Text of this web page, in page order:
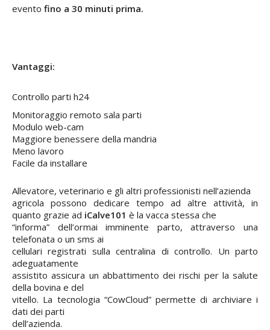
evento fino a 30 minuti prima.
Vantaggi:
Controllo parti h24
Monitoraggio remoto sala parti
Modulo web-cam
Maggiore benessere della mandria
Meno lavoro
Facile da installare
Allevatore, veterinario e gli altri professionisti nell’azienda
agricola possono dedicare tempo ad altre attività, in
quanto grazie ad iCalve101 è la vacca stessa che
“informa” dell’ormai imminente parto, attraverso una
telefonata o un sms ai
cellulari registrati sulla centralina di controllo. Un parto
adeguatamente
assistito assicura un abbattimento dei rischi per la salute
della bovina e del
vitello. La tecnologia “CowCloud” permette di archiviare i
dati dei parti
dell’azienda.